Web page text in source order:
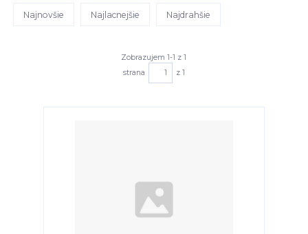
Najnovšie Najlacnejšie Najdrahšie
Zobrazujem 1-1 z 1
strana
z 1